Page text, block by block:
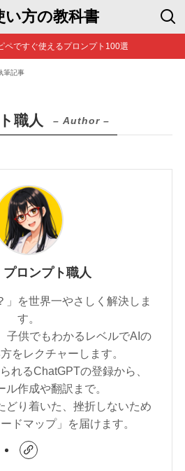
い方の教科書
ペですぐ使えるプロンプト100選
筆記事
職人 – Author –
プロンプト職人
」を世界一やさしく解決しま
す。
子供でもわかるレベルでAIの
をレクチャーします。
れるChatGPTの登録から、
ル作成や翻訳まで。
どり着いた、挫折しないため
ドマップ」を届けます。